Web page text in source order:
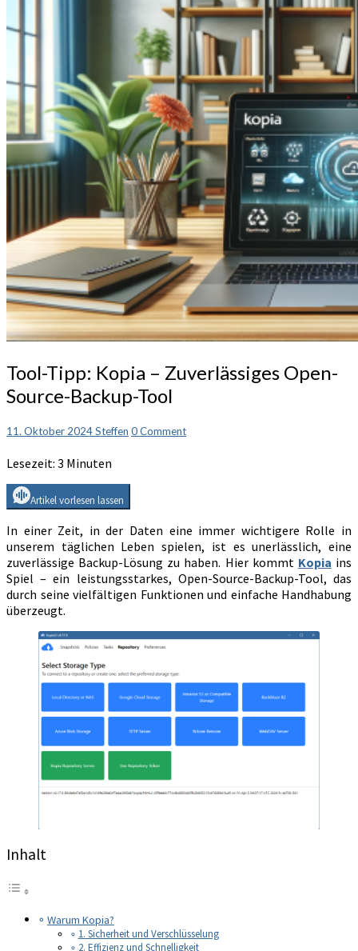
Tool-
Tipp:
Kopia
Zuverlässiges
Source-
Tool
Tool-Tipp: Kopia – Zuverlässiges Open-
Source-Backup-Tool
11. Oktober 2024Steffen Comments
0 Comment
Lesezeit: 3 Minuten
Artikel vorlesen lassen
In einer Zeit, in der Daten eine immer wichtigere Rolle in
unserem täglichen Leben spielen, ist es unerlässlich, eine
zuverlässige Backup-Lösung zu haben. Hier kommt Kopia ins
Spiel – ein leistungsstarkes, Open-Source-Backup-Tool, das
durch seine vielfältigen Funktionen und einfache Handhabung
überzeugt.
Inhalt
Warum Kopia?
1. Sicherheit und Verschlüsselung
2. Effizienz und Schnelligkeit